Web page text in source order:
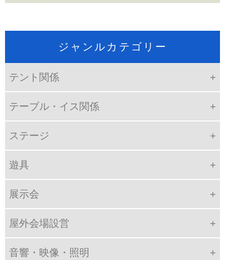
ジャンルカテゴリー
テント関係
テーブル・イス関係
ステージ
遊具
展示会
屋外会場設営
音響・映像・照明